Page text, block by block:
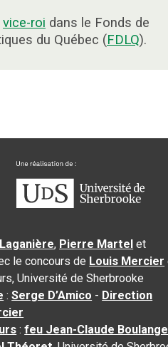
vice-roi dans le Fonds de
du Québec (FDLQ).
, Pierre Martel et
le concours de Louis Mercier
Université de Sherbrooke
:Serge D’Amico - Direction
:feu Jean-Claude